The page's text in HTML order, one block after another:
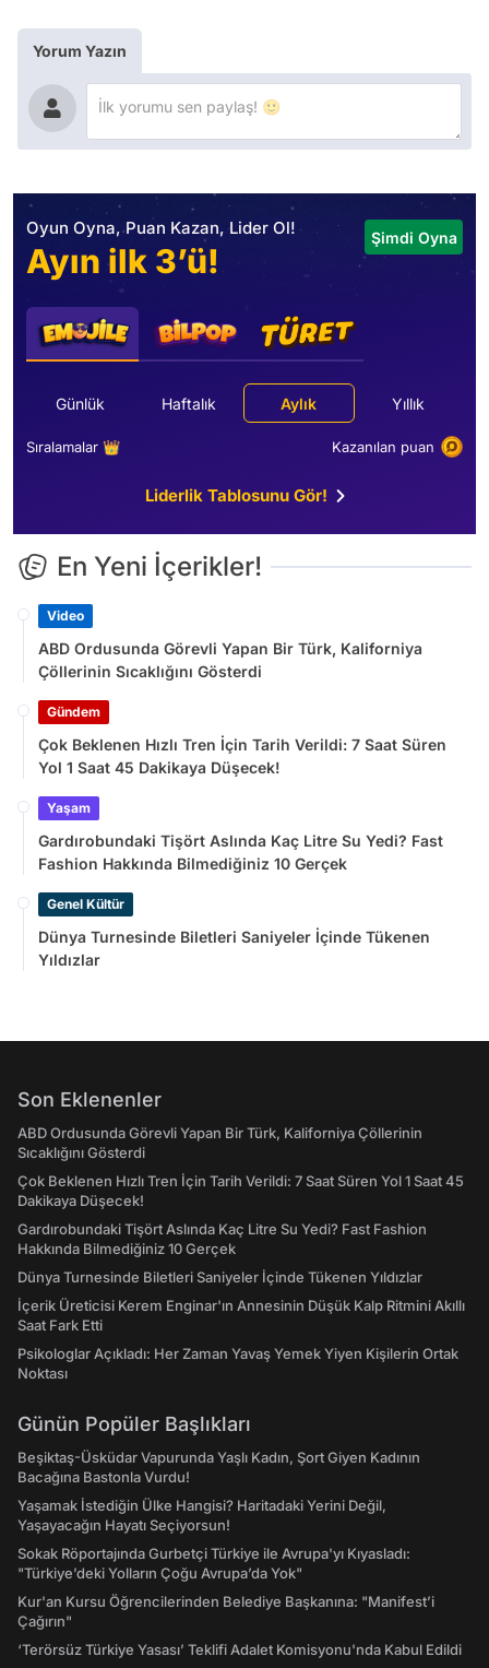
Yorum Yazın
Oyun Oyna, Puan Kazan, Lider Ol!
Ayın ilk 3’ü!
Şimdi Oyna
Günlük Haftalık Aylık Yıllık
Sıralamalar 👑 Kazanılan puan
Liderlik Tablosunu Gör!
En Yeni İçerikler!
Video
ABD Ordusunda Görevli Yapan Bir Türk, Kaliforniya
Çöllerinin Sıcaklığını Gösterdi
Gündem
Çok Beklenen Hızlı Tren İçin Tarih Verildi: 7 Saat Süren
Yol 1 Saat 45 Dakikaya Düşecek!
Yaşam
Gardırobundaki Tişört Aslında Kaç Litre Su Yedi? Fast
Fashion Hakkında Bilmediğiniz 10 Gerçek
Genel Kültür
Dünya Turnesinde Biletleri Saniyeler İçinde Tükenen
Yıldızlar
Son Eklenenler
ABD Ordusunda Görevli Yapan Bir Türk, Kaliforniya Çöllerinin
Sıcaklığını Gösterdi
Çok Beklenen Hızlı Tren İçin Tarih Verildi: 7 Saat Süren Yol 1 Saat 45
Dakikaya Düşecek!
Gardırobundaki Tişört Aslında Kaç Litre Su Yedi? Fast Fashion
Hakkında Bilmediğiniz 10 Gerçek
Dünya Turnesinde Biletleri Saniyeler İçinde Tükenen Yıldızlar
İçerik Üreticisi Kerem Enginar'ın Annesinin Düşük Kalp Ritmini Akıllı
Saat Fark Etti
Psikologlar Açıkladı: Her Zaman Yavaş Yemek Yiyen Kişilerin Ortak
Noktası
Günün Popüler Başlıkları
Beşiktaş-Üsküdar Vapurunda Yaşlı Kadın, Şort Giyen Kadının
Bacağına Bastonla Vurdu!
Yaşamak İstediğin Ülke Hangisi? Haritadaki Yerini Değil,
Yaşayacağın Hayatı Seçiyorsun!
Sokak Röportajında Gurbetçi Türkiye ile Avrupa'yı Kıyasladı:
"Türkiye’deki Yolların Çoğu Avrupa’da Yok"
Kur'an Kursu Öğrencilerinden Belediye Başkanına: "Manifest’i
Çağırın"
‘Terörsüz Türkiye Yasası’ Teklifi Adalet Komisyonu'nda Kabul Edildi